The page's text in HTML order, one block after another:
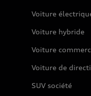
Voiture
Voiture hybride
Voiture
Voiture de
SUV société